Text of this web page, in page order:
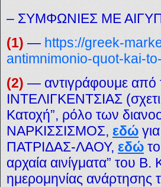
– ΣΥΜΦΩΝΙΕΣ ΜΕ
(1) — https://greek-
antimnimonio-quot-kai-
(2) — αντιγράφουμε
ΙΝΤΕΛΙΓΚΕΝΤΣΙΑΣ
Κατοχή”, ρόλο των
ΝΑΡΚΙΣΣΙΣΜΟΣ, εδώ
ΠΑΤΡΙΔΑΣ-ΛΑΟΥ, εδώ
αρχαία αινίγματα” του
ημερομηνίας ανάρτησης